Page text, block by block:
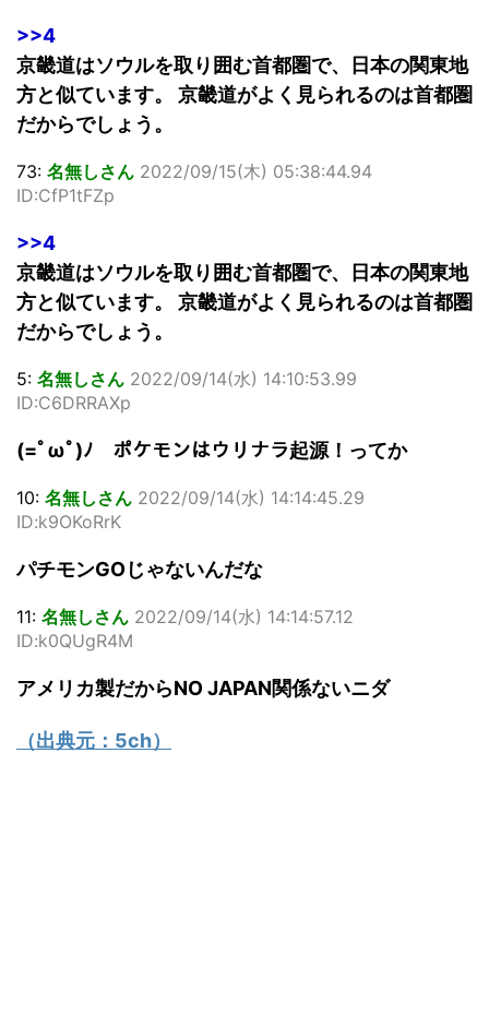
>>4
京畿道はソウルを取り囲む首都圏で、日本の関東地
方と似ています。 京畿道がよく見られるのは首都圏
だからでしょう。
73: 名無しさん 2022/09/15(木) 05:38:44.94
ID:CfP1tFZp
>>4
京畿道はソウルを取り囲む首都圏で、日本の関東地
方と似ています。 京畿道がよく見られるのは首都圏
だからでしょう。
5: 名無しさん 2022/09/14(水) 14:10:53.99
ID:C6DRRAXp
(=ﾟωﾟ)ﾉ ポケモンはウリナラ起源！ってか
10: 名無しさん 2022/09/14(水) 14:14:45.29
ID:k9OKoRrK
パチモンGOじゃないんだな
11: 名無しさん 2022/09/14(水) 14:14:57.12
ID:k0QUgR4M
アメリカ製だからNO JAPAN関係ないニダ
（出典元： 5ch）